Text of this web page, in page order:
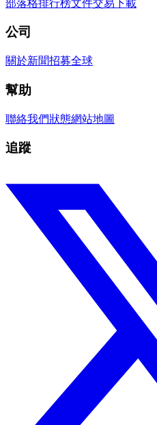
部落格排行榜文件交易下載
公司
關於新聞招募全球
幫助
聯絡我們狀態網站地圖
追蹤